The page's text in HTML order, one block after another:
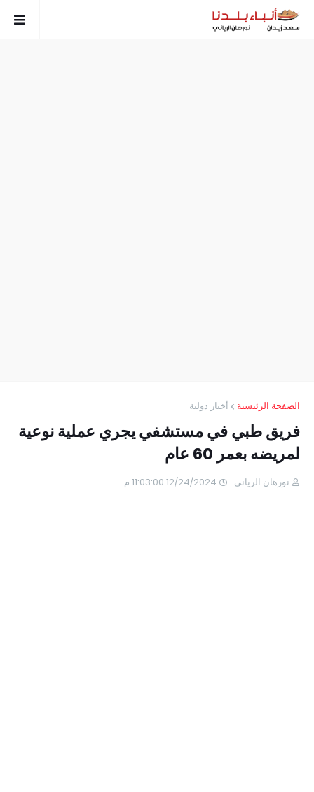
الصفحة الرئيسية أخبار دولية
فريق طبي في مستشفي يجري عملية نوعية
لمريضه بعمر 60 عام
نورهان الرياني 12/24/2024 11:03:00 م